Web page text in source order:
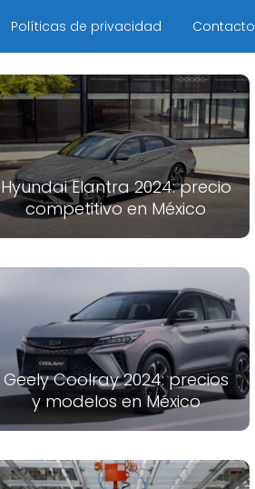
Políticas de privacidad Contacto
Hyundai Elantra 2024: precio
competitivo en México
Geely Coolray 2024: precios
y modelos en México